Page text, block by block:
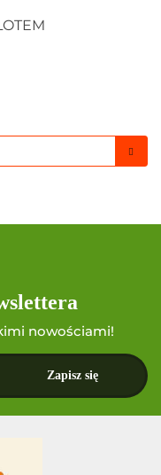
nowościami!